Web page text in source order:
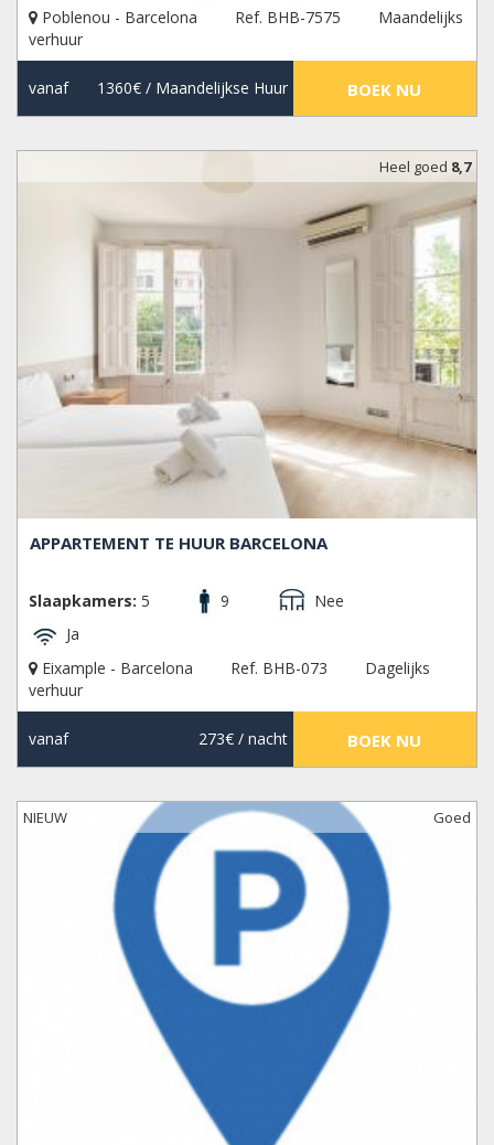
Poblenou - Barcelona
Ref. BHB-7575
Maandelijks
verhuur
vanaf 1360€/ Maandelijkse Huur BOEK NU
Heel goed 8,7
APPARTEMENT TE HUUR BARCELONA
Slaapkamers: 5 9
Nee
Ja
Eixample - Barcelona
Ref. BHB-073
Dagelijks
verhuur
vanaf 273€/ nacht BOEK NU
NIEUW Goed